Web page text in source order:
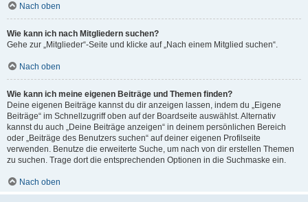
Nach oben
Wie kann ich nach Mitgliedern suchen?
Gehe zur „Mitglieder“-Seite und klicke auf „Nach einem Mitglied suchen“.
Nach oben
Wie kann ich meine eigenen Beiträge und Themen finden?
Deine eigenen Beiträge kannst du dir anzeigen lassen, indem du „Eigene
Beiträge“ im Schnellzugriff oben auf der Boardseite auswählst. Alternativ
kannst du auch „Deine Beiträge anzeigen“ in deinem persönlichen Bereich
oder „Beiträge des Benutzers suchen“ auf deiner eigenen Profilseite
verwenden. Benutze die erweiterte Suche, um nach von dir erstellen Themen
zu suchen. Trage dort die entsprechenden Optionen in die Suchmaske ein.
Nach oben